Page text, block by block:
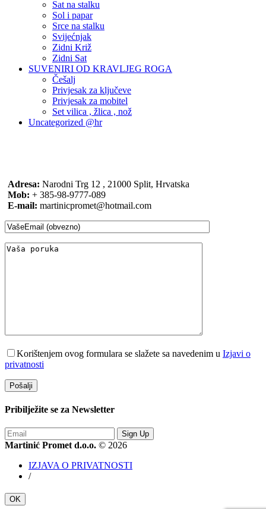
Sat na stalku
Sol i papar
Srce na stalku
Svijećnjak
Zidni Križ
Zidni Sat
SUVENIRI OD KRAVLJEG ROGA
Češalj
Privjesak za ključeve
Privjesak za mobitel
Set vilica , žlica , nož
Uncategorized @hr
Adresa: Narodni Trg 12 , 21000 Split, Hrvatska
Mob: + 385-98-9777-089
E-mail: martinicpromet@hotmail.com
Korištenjem ovog formulara se slažete sa navedenim u Izjavi o
privatnosti
Pribilježite se za Newsletter
Sign Up
Martinić Promet d.o.o. © 2026
IZJAVA O PRIVATNOSTI
/
OK